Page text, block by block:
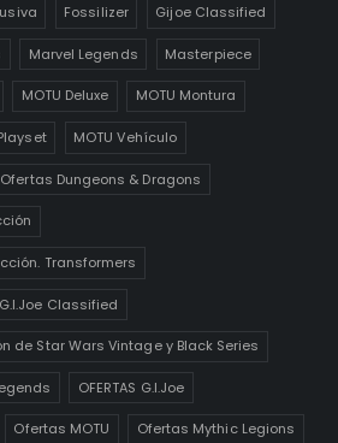
Fossilizer Gijoe Classified
Marvel Legends Masterpiece
MOTU Deluxe MOTU Montura
MOTU Vehículo
Ofertas Dungeons & Dragons
Transformers
Classified
de Star Wars Vintage y Black Series
OFERTAS G.I.Joe
Ofertas MOTU Ofertas Mythic Legions